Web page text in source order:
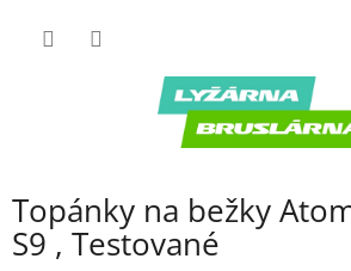
Topánky na bežky
S9 , Testované